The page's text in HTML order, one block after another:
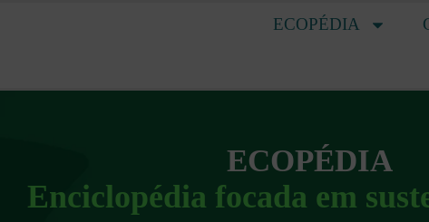
ECOPÉDIA
ECOPÉDIA
Enciclopédia focada em